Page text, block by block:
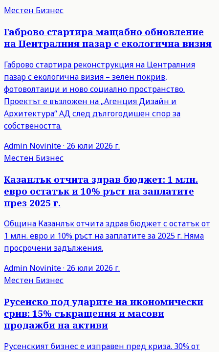
Местен Бизнес
Габрово стартира мащабно обновление
на Централния пазар с екологична визия
Габрово стартира реконструкция на Централния
пазар с екологична визия – зелен покрив,
фотоволтаици и ново социално пространство.
Проектът е възложен на „Агенция Дизайн и
Архитектура“ АД след дългогодишен спор за
собствеността.
Admin Novinite· 26 юли 2026 г.
Местен Бизнес
Казанлък отчита здрав бюджет: 1 млн.
евро остатък и 10% ръст на заплатите
през 2025 г.
Община Казанлък отчита здрав бюджет с остатък от
1 млн. евро и 10% ръст на заплатите за 2025 г. Няма
просрочени задължения.
Admin Novinite· 26 юли 2026 г.
Местен Бизнес
Русенско под ударите на икономически
срив: 15% съкращения и масови
продажби на активи
Русенският бизнес е изправен пред криза. 30% от